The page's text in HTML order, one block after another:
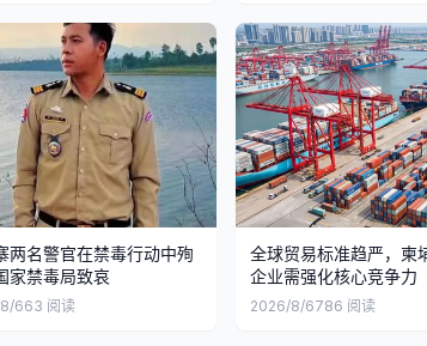
两名警官在禁毒行动中殉
家禁毒局致哀
663 阅读
全球贸易标准趋严，柬
企业需强化核心竞争力
2026/8/6786 阅读